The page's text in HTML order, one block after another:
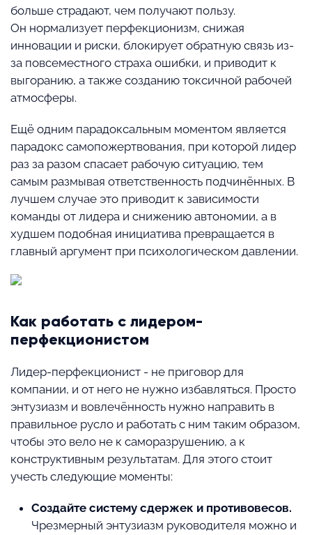
больше страдают, чем получают пользу.
Он нормализует перфекционизм, снижая
инновации и риски, блокирует обратную связь из-
за повсеместного страха ошибки, и приводит к
выгоранию, а также созданию токсичной рабочей
атмосферы.
Ещё одним парадоксальным моментом является
парадокс самопожертвования, при которой лидер
раз за разом спасает рабочую ситуацию, тем
самым размывая ответственность подчинённых. В
лучшем случае это приводит к зависимости
команды от лидера и снижению автономии, а в
худшем подобная инициатива превращается в
главный аргумент при психологическом давлении.
Как работать с лидером-
перфекционистом
Лидер-перфекционист - не приговор для
компании, и от него не нужно избавляться. Просто
энтузиазм и вовлечённость нужно направить в
правильное русло и работать с ним таким образом,
чтобы это вело не к саморазрушению, а к
конструктивным результатам. Для этого стоит
учесть следующие моменты:
Создайте систему сдержек и противовесов.
Чрезмерный энтузиазм руководителя можно и